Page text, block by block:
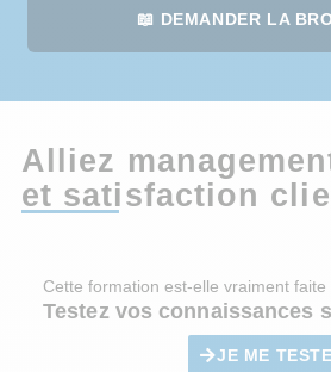
📖 DEMANDER LA
Alliez
et satisfaction
Cette formation est-elle vraiment faite
Testez vos connaissances
JE ME TESTE